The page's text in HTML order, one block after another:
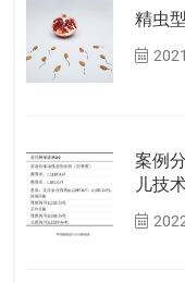
精虫
案例
儿技